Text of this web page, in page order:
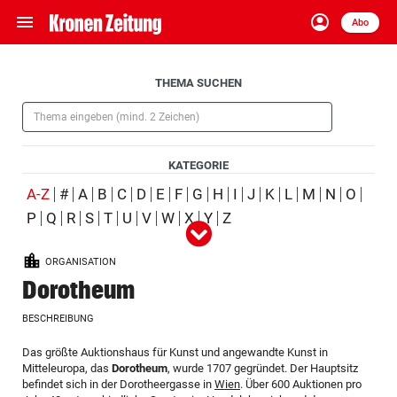
menu Navigation
ein-/ausklappen
account_circle
Anmelden
Abo
close Schließen
account_circle
arrow_right
pin_drop
Wien arrow_rightBundesland
Suchbegriff
eingeben
THEMA SUCHEN
KATEGORIE
Alle
(ausgewählt)
Person Ort
A-Z(ausgewählt)
# A B C D E F G H I J K L M N
O
P
Q R S T U V W X Y Z
ORGANISATION
Dorotheum
BESCHREIBUNG
Aufklappen
Das größte Auktionshaus für Kunst und angewandte Kunst in
Mitteleuropa, das Dorotheum, wurde 1707 gegründet. Der Hauptsitz
befindet sich in der Dorotheergasse in Wien. Über 600 Auktionen pro